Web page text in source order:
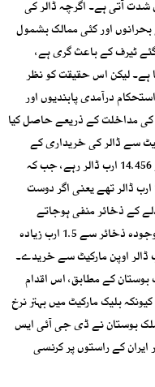
آتی ہے۔ اگرچہ ڈالر کی
اور کئی ممالک بشمول
گئے ٹیرف کے باعث گری ہے،
ہے۔ لیکن اس حقیقت کو نظر
درآمدی پابندیوں اور
کی مداخلت کے ذریعے حاصل کیا
سے ڈالر کی خریداری کے
باوجود 18 جولائی 2025 کو زرمبادلہ کے ذخائر 14.456 ارب ڈالر رہے، جب کہ
دوست ممالک سے ایک سالہ رول اوور قرضے 16 ارب ڈالر تھے یعنی اگر دوست
کے ذخائر منفی ہوجاتے
کیونکہ رول اوور کئے گئے قرضے زرمبادلہ کے موجودہ ذخائر سے 1.5 ارب زیادہ
25 میں اسٹیٹ بینک نے تقریباً 8 ارب ڈالر اوپن مارکیٹ سے خریدے۔
کے مطابق، اس اقدام
بلیک مارکیٹ میں بہتر نرخ
بوستان نے ڈی جی آئی ایس
کے راستوں پر کرنسی